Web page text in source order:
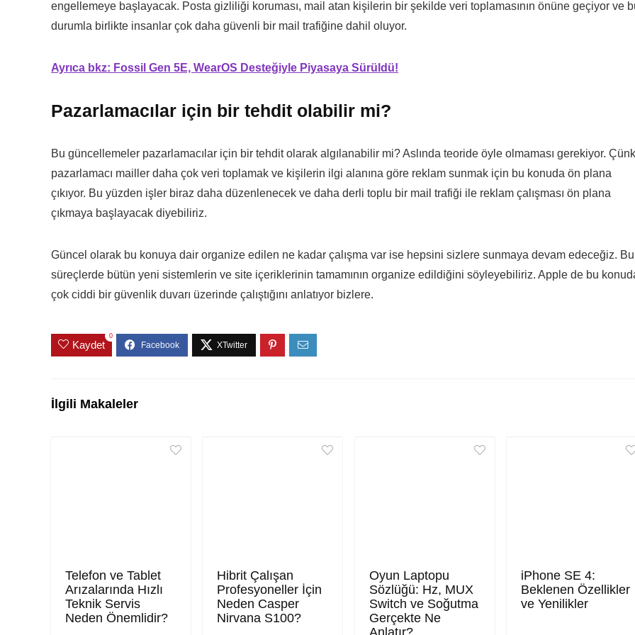
engellemeye başlayacak. Posta gizliliği koruması, mail atan kişilerin bir şekilde veri toplamasının önüne geçiyor ve
durumla birlikte insanlar çok daha güvenli bir mail trafiğine dahil oluyor.
Ayrıca bkz: Fossil Gen 5E, WearOS Desteğiyle Piyasaya Sürüldü!
Pazarlamacılar için bir tehdit olabilir mi?
Bu güncellemeler pazarlamacılar için bir tehdit olarak algılanabilir mi? Aslında teoride öyle olmaması gerekiyor.
pazarlamacı mailler daha çok veri toplamak ve kişilerin ilgi alanına göre reklam sunmak için bu konuda ön plana
çıkıyor. Bu yüzden işler biraz daha düzenlenecek ve daha derli toplu bir mail trafiği ile reklam çalışması ön plana
çıkmaya başlayacak diyebiliriz.
Güncel olarak bu konuya dair organize edilen ne kadar çalışma var ise hepsini sizlere sunmaya devam edeceğiz. Bu
süreçlerde bütün yeni sistemlerin ve site içeriklerinin tamamının organize edildiğini söyleyebiliriz. Apple de bu
çok ciddi bir güvenlik duvarı üzerinde çalıştığını anlatıyor bizlere.
Kaydet
0
İlgili Makaleler
Telefon ve Tablet
Arızalarında Hızlı
Teknik Servis
Neden Önemlidir?
Hibrit Çalışan
Profesyoneller İçin
Neden Casper
Nirvana S100?
Oyun Laptopu
Sözlüğü: Hz, MUX
Switch ve Soğutma
Gerçekte Ne
iPhone SE 4:
Beklenen Özellikler
ve Yenilikler